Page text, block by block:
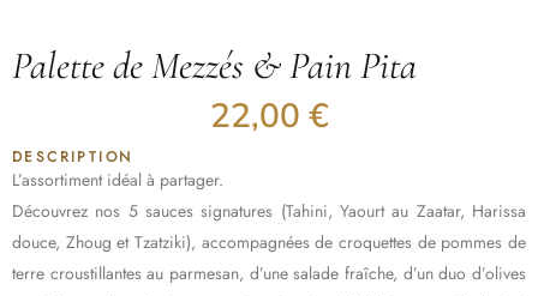
Palette de Mezzés & Pain Pita
22,00 €
DESCRIPTION
L’assortiment idéal à partager.
Découvrez nos 5 sauces signatures (Tahini, Yaourt au Zaatar, Harissa
douce, Zhoug et Tzatziki), accompagnées de croquettes de pommes de
terre croustillantes au parmesan, d’une salade fraîche, d’un duo d’olives